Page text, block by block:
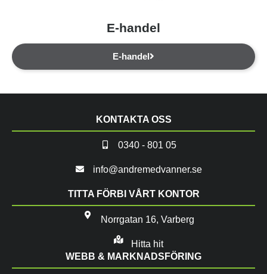
E-handel
E-handel
KONTAKTA OSS
0340 - 801 05
info@andremedvanner.se
TITTA FÖRBI VÅRT KONTOR
Norrgatan 16, Varberg
Hitta hit
WEBB & MARKNADSFÖRING